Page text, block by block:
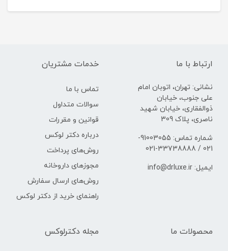
ارتباط با ما
نشانی: تهران، اتوبان امام
علی جنوب، خیابان
ذوالفقاری، خیابان شهید
ناصری، پلاک 309
شماره تماس: 91003055-
021 / 33738888-021
ایمیل: info@drluxe.ir
خدمات مشتریان
تماس با ما
سوالات متداول
قوانین و مقررات
درباره دکتر لوکس
روش‌های پرداخت
مجوزهای داروخانه
روش‌های ارسال سفارش
راهنمای خرید از دکتر لوکس
محصولات ما مجله دکترلوکس